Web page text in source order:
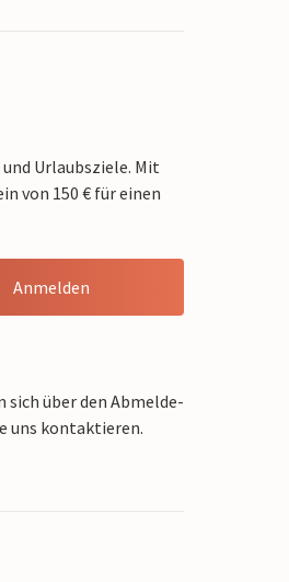
Urlaubsziele. Mit
von 150 € für einen
Anmelden
sich über den Abmelde-
uns kontaktieren.